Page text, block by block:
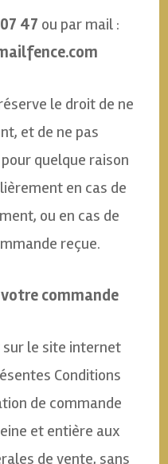
47 ou par mail :
le droit de ne
et de ne pas
quelque raison
en cas de
ou en cas de
reçue.
commande
le site internet
Conditions
de commande
et entière aux
de vente, sans